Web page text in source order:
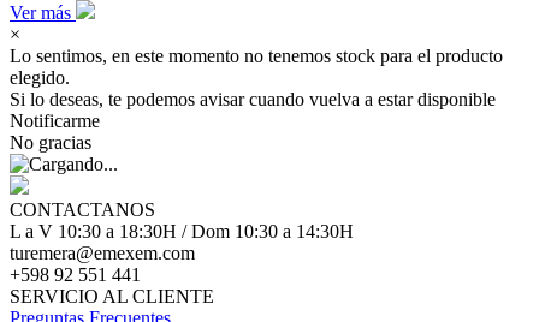
Ver más
×
Lo sentimos, en este momento no tenemos stock para el producto
elegido.
Si lo deseas, te podemos avisar cuando vuelva a estar disponible
Notificarme
No gracias
CONTACTANOS
L a V 10:30 a 18:30H / Dom 10:30 a 14:30H
turemera@emexem.com
+598 92 551 441
SERVICIO AL CLIENTE
Preguntas Frecuentes